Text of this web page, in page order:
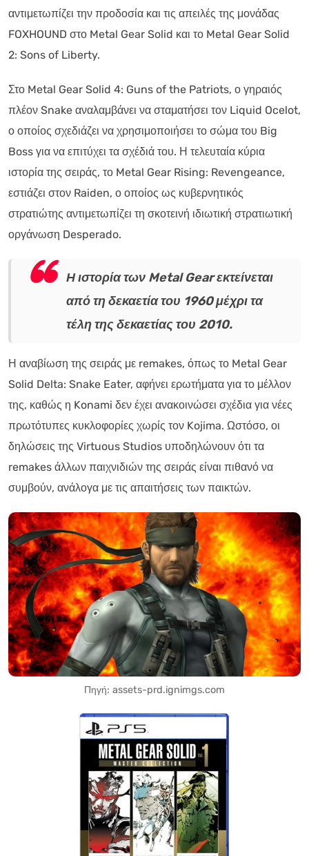
αντιμετωπίζει την προδοσία και τις απειλές της μονάδας
FOXHOUND στο Metal Gear Solid και το Metal Gear Solid
2: Sons of Liberty.
Στο Metal Gear Solid 4: Guns of the Patriots, ο γηραιός
πλέον Snake αναλαμβάνει να σταματήσει τον Liquid Ocelot,
ο οποίος σχεδιάζει να χρησιμοποιήσει το σώμα του Big
Boss για να επιτύχει τα σχέδιά του. Η τελευταία κύρια
ιστορία της σειράς, το Metal Gear Rising: Revengeance,
εστιάζει στον Raiden, ο οποίος ως κυβερνητικός
στρατιώτης αντιμετωπίζει τη σκοτεινή ιδιωτική στρατιωτική
οργάνωση Desperado.
Η ιστορία των Metal Gear εκτείνεται
από τη δεκαετία του 1960 μέχρι τα
τέλη της δεκαετίας του 2010.
Η αναβίωση της σειράς με remakes, όπως το Metal Gear
Solid Delta: Snake Eater, αφήνει ερωτήματα για το μέλλον
της, καθώς η Konami δεν έχει ανακοινώσει σχέδια για νέες
πρωτότυπες κυκλοφορίες χωρίς τον Kojima. Ωστόσο, οι
δηλώσεις της Virtuous Studios υποδηλώνουν ότι τα
remakes άλλων παιχνιδιών της σειράς είναι πιθανό να
συμβούν, ανάλογα με τις απαιτήσεις των παικτών.
Πηγή: assets-prd.ignimgs.com